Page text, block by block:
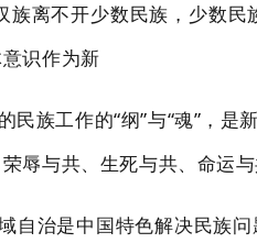
族离不开少数民族， 少数民
识作为新
民族工作的“纲”与“魂”，是
辱与共、生死与共、 命运
自治是中国特色解决民族问